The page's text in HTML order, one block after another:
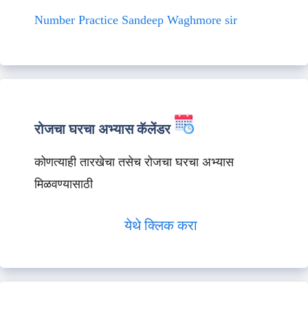
Number Practice Sandeep Waghmore sir
रोजचा घरचा अभ्यास कॅलेंडर
कोणत्याही तारखेचा तसेच रोजचा घरचा अभ्यास
मिळवण्यासाठी
येथे क्लिक करा